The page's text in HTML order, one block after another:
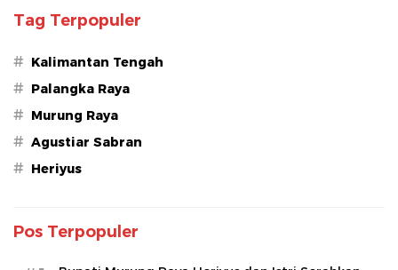
Tag Terpopuler
# Kalimantan Tengah
# Palangka Raya
# Murung Raya
# Agustiar Sabran
# Heriyus
Pos Terpopuler